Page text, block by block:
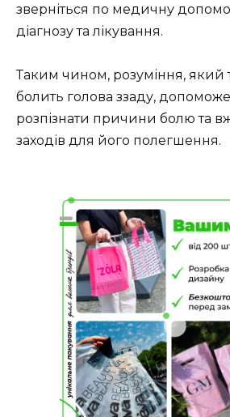
зверніться по медичну
діагнозу та лікування.
Таким чином, розуміння, який
болить голова ззаду,
розпізнати причини болю та
заходів для його полегшення.